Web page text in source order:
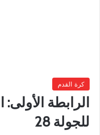
كرة القدم
الرابطة الأولى:
للجولة 28